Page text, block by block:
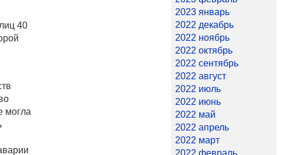
40
могла
2023 январь
2022 декабрь
2022 ноябрь
2022 октябрь
2022 сентябрь
2022 август
2022 июль
2022 июнь
2022 май
2022 апрель
2022 март
2022 февраль